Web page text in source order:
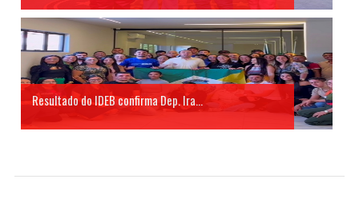
Resultado do IDEB confirma Dep. Ira...